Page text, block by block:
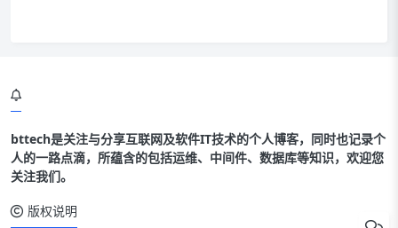
bttech是关注与分享互联网及软件IT技术的个人博客，同时也记录个
人的一路点滴，所蕴含的包括运维、中间件、数据库等知识，欢迎您
关注我们。
版权说明